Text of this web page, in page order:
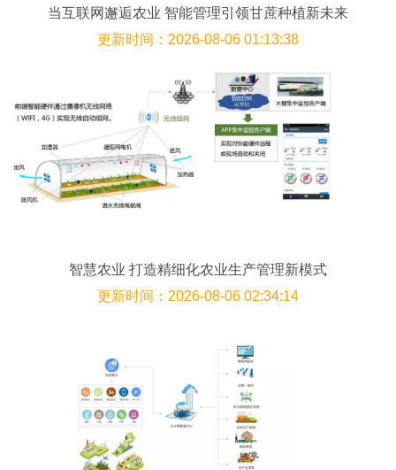
当互联网邂逅农业 智能管理引领甘蔗种植新未来
更新时间：2026-08-06 01:13:38
智慧农业 打造精细化农业生产管理新模式
更新时间：2026-08-06 02:34:14